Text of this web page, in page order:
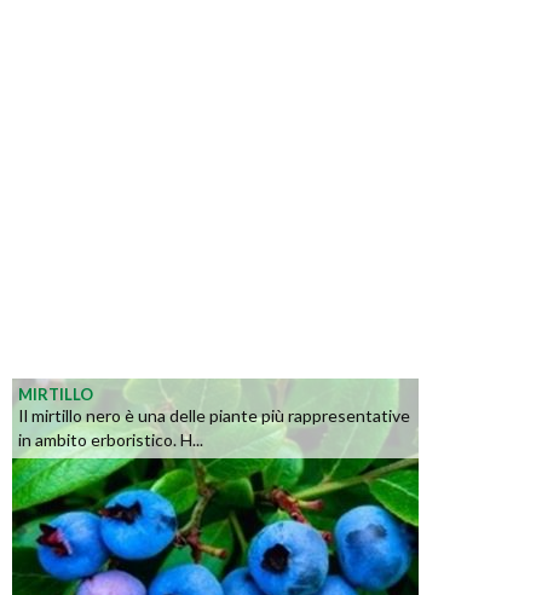
MIRTILLO
Il mirtillo nero è una delle piante più rappresentative
in ambito erboristico. H...